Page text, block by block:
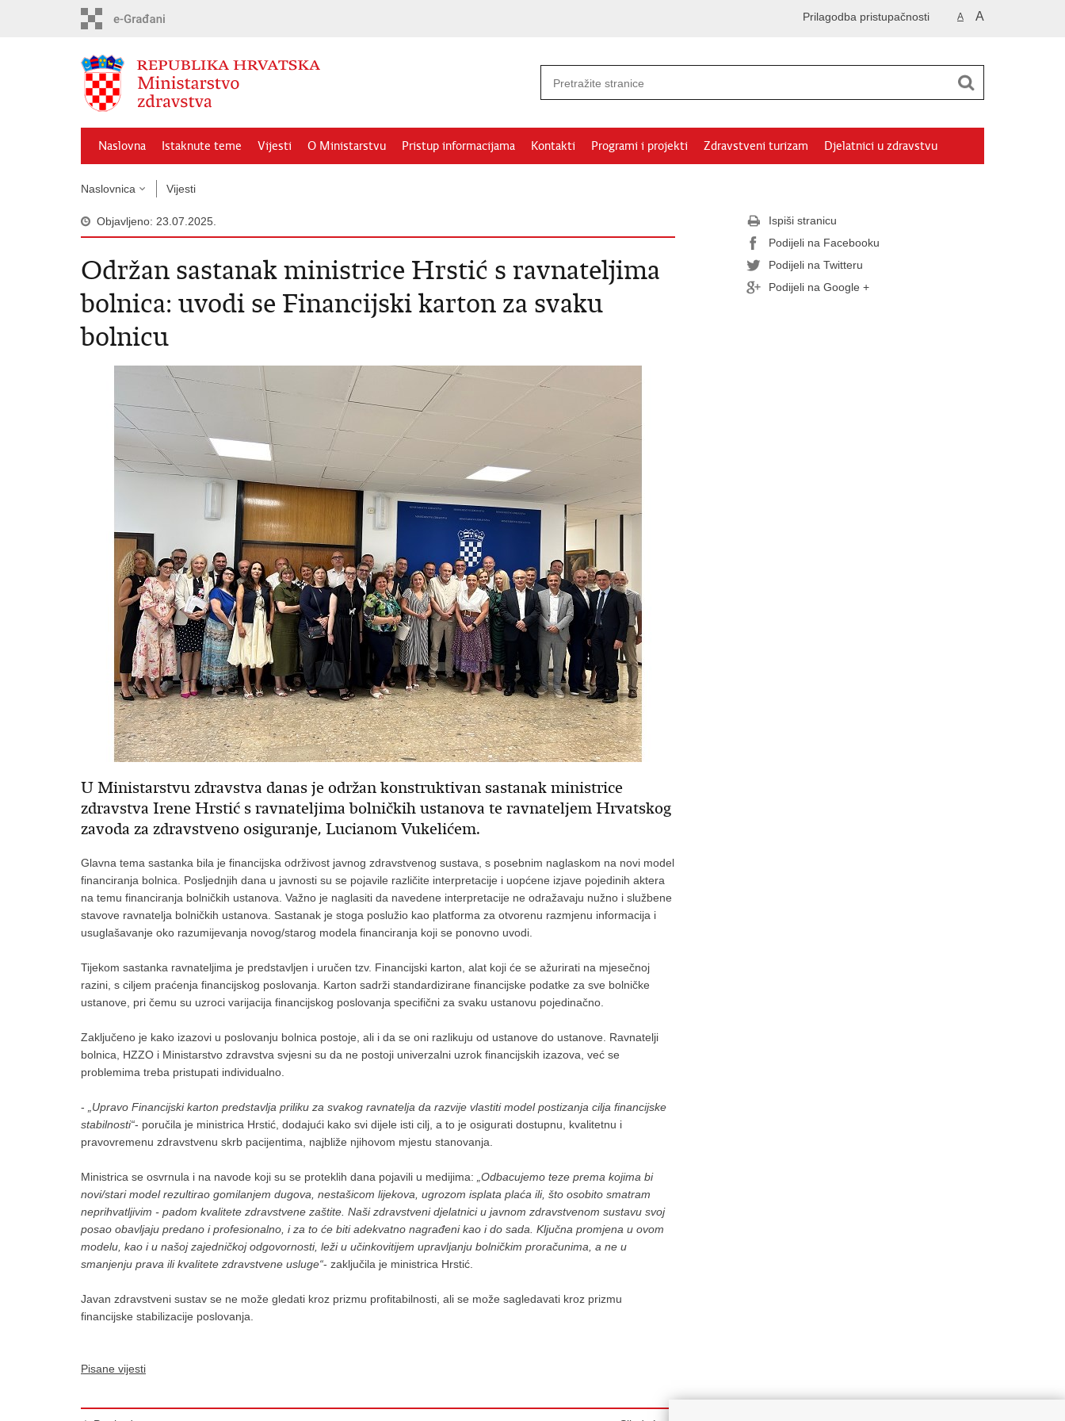
A A
Prilagodba pristupačnosti
Naslovna Istaknute teme Vijesti O Ministarstvu Pristup informacijama Kontakti Programi i projekti Zdravstveni turizam Djelatnici u zdravstvu
Naslovnica Vijesti
Objavljeno: 23.07.2025.
Održan sastanak ministrice Hrstić s ravnateljima
bolnica: uvodi se Financijski karton za svaku
bolnicu
U Ministarstvu zdravstva danas je održan konstruktivan sastanak ministrice
zdravstva Irene Hrstić s ravnateljima bolničkih ustanova te ravnateljem Hrvatskog
zavoda za zdravstveno osiguranje, Lucianom Vukelićem.
Glavna tema sastanka bila je financijska održivost javnog zdravstvenog sustava, s posebnim naglaskom na novi model
financiranja bolnica. Posljednjih dana u javnosti su se pojavile različite interpretacije i uopćene izjave pojedinih aktera
na temu financiranja bolničkih ustanova. Važno je naglasiti da navedene interpretacije ne odražavaju nužno i službene
stavove ravnatelja bolničkih ustanova. Sastanak je stoga poslužio kao platforma za otvorenu razmjenu informacija i
usuglašavanje oko razumijevanja novog/starog modela financiranja koji se ponovno uvodi.
Tijekom sastanka ravnateljima je predstavljen i uručen tzv. Financijski karton, alat koji će se ažurirati na mjesečnoj
razini, s ciljem praćenja financijskog poslovanja. Karton sadrži standardizirane financijske podatke za sve bolničke
ustanove, pri čemu su uzroci varijacija financijskog poslovanja specifični za svaku ustanovu pojedinačno.
Zaključeno je kako izazovi u poslovanju bolnica postoje, ali i da se oni razlikuju od ustanove do ustanove. Ravnatelji
bolnica, HZZO i Ministarstvo zdravstva svjesni su da ne postoji univerzalni uzrok financijskih izazova, već se
problemima treba pristupati individualno.
-
„Upravo Financijski karton predstavlja priliku za svakog ravnatelja da razvije vlastiti model postizanja cilja financijske
stabilnosti“- poručila je ministrica Hrstić, dodajući kako svi dijele isti cilj, a to je osigurati dostupnu, kvalitetnu i
pravovremenu zdravstvenu skrb pacijentima, najbliže njihovom mjestu stanovanja.
Ministrica se osvrnula i na navode koji su se proteklih dana pojavili u medijima:
„Odbacujemo teze prema kojima bi
novi/stari model rezultirao gomilanjem dugova, nestašicom lijekova, ugrozom isplata plaća ili, što osobito smatram
neprihvatljivim - padom kvalitete zdravstvene zaštite. Naši zdravstveni djelatnici u javnom zdravstvenom sustavu svoj
posao obavljaju predano i profesionalno, i za to će biti adekvatno nagrađeni kao i do sada. Ključna promjena u ovom
modelu, kao i u našoj zajedničkoj odgovornosti, leži u učinkovitijem upravljanju bolničkim proračunima, a ne u
smanjenju prava ili kvalitete zdravstvene usluge“- zaključila je ministrica Hrstić.
Javan zdravstveni sustav se ne može gledati kroz prizmu profitabilnosti, ali se može sagledavati kroz prizmu
financijske stabilizacije poslovanja.
Pisane vijesti
Ispiši stranicu
Podijeli na Facebooku
Podijeli na Twitteru
Podijeli na Google +